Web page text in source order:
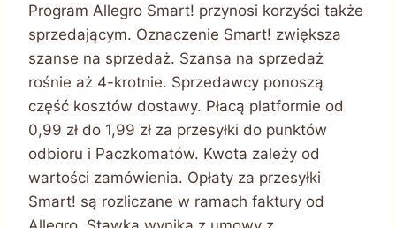
Program Allegro Smart! przynosi korzyści także
sprzedającym. Oznaczenie Smart! zwiększa
szanse na sprzedaż. Szansa na sprzedaż
rośnie aż 4-krotnie. Sprzedawcy ponoszą
część kosztów dostawy. Płacą platformie od
0,99 zł do 1,99 zł za przesyłki do punktów
odbioru i Paczkomatów. Kwota zależy od
wartości zamówienia. Opłaty za przesyłki
Smart! są rozliczane w ramach faktury od